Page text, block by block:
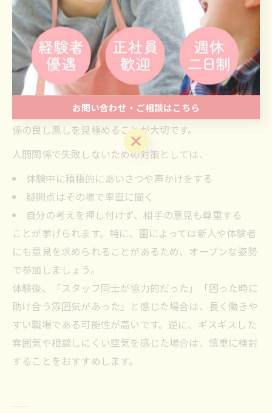
現場体験から得る保育士の人間関係対策法
保育士現場体験で多くの人が悩むのが人間関係です。吹
田市の保育園でも、スタッフ同士の連携や情報共有がス
ムーズな職場は、仕事のしやすさにつながります。現場
体験では、日々のミーティングや業務中の声かけ、困っ
たことがあった時のフォロー体制などを観察し、人間関
係の良し悪しを見極めることが大切です。
人間関係で失敗しないための対策としては、
体験中に積極的にあいさつや声かけをする
疑問点はその場で率直に聞く
自分の考えを押し付けず、相手の意見も尊重する
ことが挙げられます。特に、園によっては新人や体験者
にも意見を求められることがあるため、オープンな姿勢
で参加しましょう。
体験後、「スタッフ同士が協力的だった」「困った時に
助け合う雰囲気があった」と感じた場合は、長く働きや
すい職場である可能性が高いです。逆に、ギスギスした
雰囲気や相談しにくい空気を感じた場合は、慎重に検討
することをおすすめします。
お問い合わせ・ご相談はこちら
お問い合わせ・ご相談はこちら